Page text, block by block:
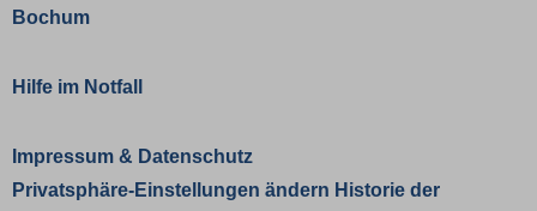
Bochum
Hilfe im Notfall
Impressum & Datenschutz
Privatsphäre-Einstellungen ändern Historie der